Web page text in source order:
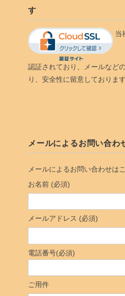
す
当
認証されており、メールなど
り、安全性に留意しております
メールによるお問い合わ
メールによるお問い合わせは
お名前 (必須)
メールアドレス (必須)
電話番号(必須)
ご用件